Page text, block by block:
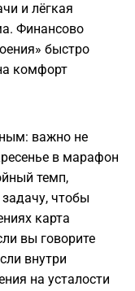
и лёгкая
Финансово
быстро
комфорт
важно не
в марафон
темп,
чтобы
карта
вы говорите
внутри
на усталости